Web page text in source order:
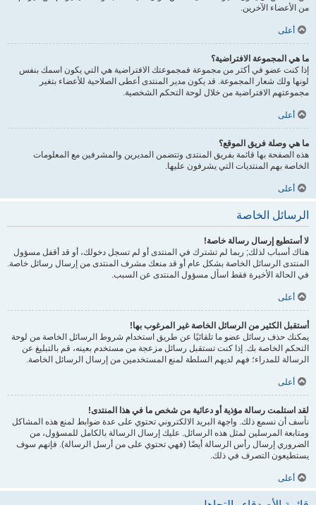
من الأعضاء الآخرين.
أعلى
ما هي المجموعة الافتراضية؟
إذا كنت عضو في أكثر من مجموعة فمجموعتك الافتراضية هي التي يكون اسمك بنفس
لونها ولك شعار المجموعة. قد يكون مدير المنتدى أعطى الصلاحية للأعضاء بتغير
مجموعتهم الافتراضية من خلال لوحة التحكم الشخصية.
أعلى
ما هي وصلة فريق الموقع؟
هذه الصفحة بها قائمة بفريق المنتدى وتتضمن المديرين والمشرفين مع المعلومات
الخاصة بهم المنتديات التي يشرفون عليها.
أعلى
الرسائل الخاصة
لا أستطيع إرسال رسالة خاصة!
هناك أسباب لذلك; ربما لم تشترك في المنتدى أو لم تسجل دخولك، أو قد أقفل مسؤول
المنتدى الرسائل الخاصة بشكل عام أو قد منعك مشرف المنتدى من إرسال رسائل خاصة.
في الحالة الأخيرة فقط اسأل مسؤول المنتدى عن السبب.
أعلى
أستقبل الكثير من الرسائل الخاصة غير المرغوب بها!
يمكنك حذف رسائل عضو ما تلقائيًا عن طريق استخدام شروط الرسائل الخاصة من لوحة
التحكم الخاصة بك. إذا كنت تستقبل رسائل مزعجة من مستخدم بعينه، قم بالتبليغ عن
الرسالة للمدراء؛ فهم لديهم السلطة لمنع المستخدمين من إرسال الرسائل الخاصة.
أعلى
لقد استلمت رسالة مؤذية أو دعائية من شخص ما في هذا المنتدى!
نأسف أن نسمع ذلك. واجهة البريد الالكتروني تحتوي على عدة ضوابط لمنع هذه المشاكل
ومتابعة المرسلين لمثل هذه الرسائل. عليك إرسال الرسالة بالكامل للمسؤول، من
الضروري إرسال رأس الرسالة أيضًا (فهي تحتوي على من أرسل الرسالة). فإنهم سوف
يستطيعون التصرف في ذلك.
أعلى